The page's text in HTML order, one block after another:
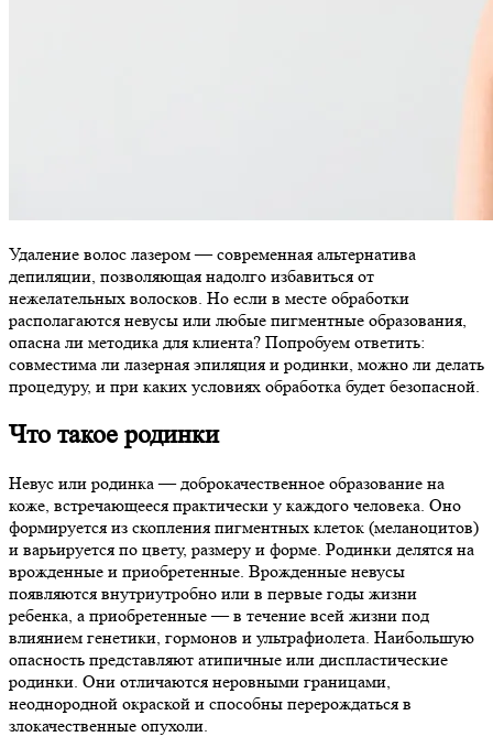
Удаление волос лазером — современная альтернатива
депиляции, позволяющая надолго избавиться от
нежелательных волосков. Но если в месте обработки
располагаются невусы или любые пигментные образования,
опасна ли методика для клиента? Попробуем ответить:
совместима ли лазерная эпиляция и родинки, можно ли делать
процедуру, и при каких условиях обработка будет безопасной.
Что такое родинки
Невус или родинка — доброкачественное образование на
коже, встречающееся практически у каждого человека. Оно
формируется из скопления пигментных клеток (меланоцитов)
и варьируется по цвету, размеру и форме. Родинки делятся на
врожденные и приобретенные. Врожденные невусы
появляются внутриутробно или в первые годы жизни
ребенка, а приобретенные — в течение всей жизни под
влиянием генетики, гормонов и ультрафиолета. Наибольшую
опасность представляют атипичные или диспластические
родинки. Они отличаются неровными границами,
неоднородной окраской и способны перерождаться в
злокачественные опухоли.